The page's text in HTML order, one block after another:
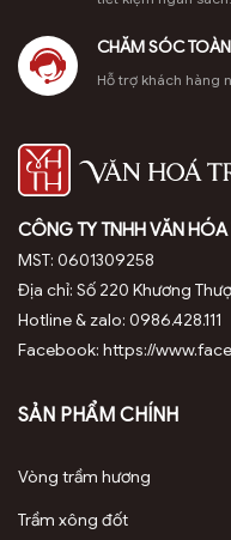
CHĂM SÓC
Hỗ trợ khách hàng
CÔNG TY TNHH VĂN
MST: 0601309258
Địa chỉ: Số 220 Khương
Hotline & zalo: 0986.428.111
Facebook: https://
SẢN PHẨM CHÍNH
Vòng trầm hương
Trầm xông đốt